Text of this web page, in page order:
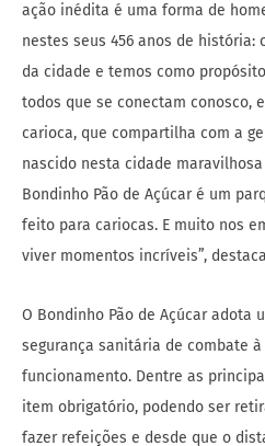
ação inédita é uma forma de
nestes seus 456 anos de história:
da cidade e temos como
todos que se conectam conosco,
carioca, que compartilha com a
nascido nesta cidade maravilhosa
Bondinho Pão de Açúcar é um
feito para cariocas. E muito nos
viver momentos incríveis”,
O Bondinho Pão de Açúcar adota
segurança sanitária de combate à
funcionamento. Dentre as
item obrigatório, podendo ser
fazer refeições e desde que o